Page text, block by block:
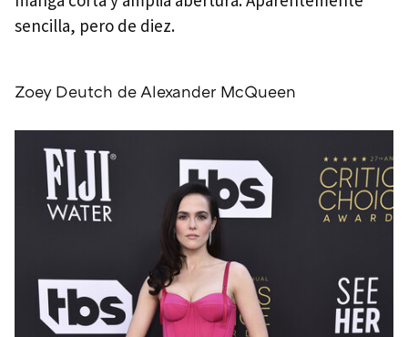
sencilla, pero de diez.
Zoey Deutch de Alexander McQueen